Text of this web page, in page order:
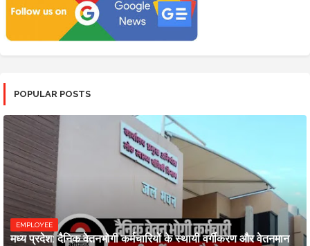
POPULAR POSTS
EMPLOYEE
मध्य प्रदेश: दैनिक वेतनभोगी कर्मचारियों के स्थायी वर्गीकरण और वेतनमान